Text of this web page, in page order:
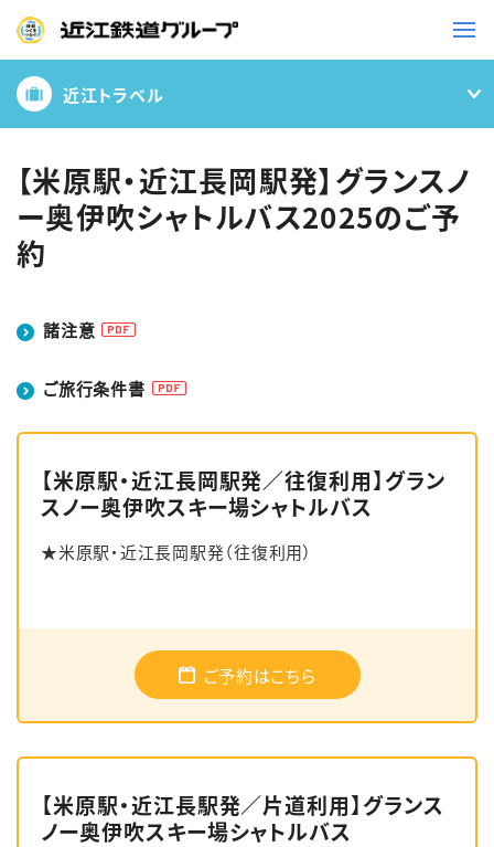
鉄道
バス
事業一覧
採用情報
English 簡体中文 繁体中文
近江トラベル
【米原駅・近江長岡駅発】グランスノ
ー奥伊吹シャトルバス2025のご予
約
諸注意
ご旅行条件書
【米原駅・近江長岡駅発／往復利用】グラン
スノー奥伊吹スキー場シャトルバス
★米原駅・近江長岡駅発（往復利用）
ご予約はこちら
【米原駅・近江長駅発／片道利用】グランス
ノー奥伊吹スキー場シャトルバス